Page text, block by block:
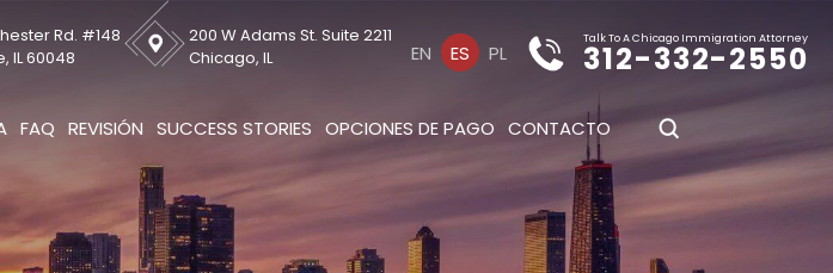
Rd. #148
IL 60048
200 W Adams St. Suite 2211
Chicago, IL
EN ES PL
Talk To A Chicago Immigration Attorney
312-332-2550
FAQ REVISIÓN SUCCESS STORIES OPCIONES DE PAGO CONTACTO